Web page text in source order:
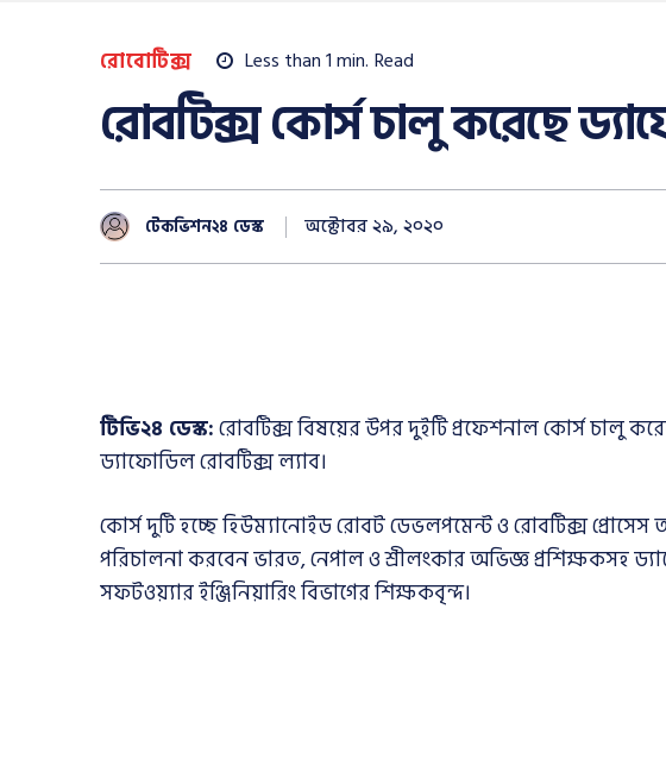
রোবোটিক্স Less than 1min. Read
রোবটিক্স কোর্স চালু করেছে
টেকভিশন২৪ ডেস্ক অক্টোবর ২৯, ২০২০
টিভি২৪ ডেস্ক:রোবটিক্স বিষয়ের উপর দুইটি প্রফেশনাল কোর্স চালু
ড্যাফোডিল রোবটিক্স ল্যাব।
কোর্স দুটি হচ্ছে হিউম্যানোইড রোবট ডেভলপমেন্ট ও রোবটিক্স
পরিচালনা করবেন ভারত, নেপাল ও শ্রীলংকার অভিজ্ঞ প্রশিক্ষকসহ
সফটওয়্যার ইঞ্জিনিয়ারিং বিভাগের শিক্ষকবৃন্দ।